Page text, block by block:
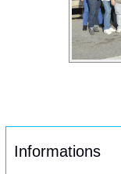
Informations